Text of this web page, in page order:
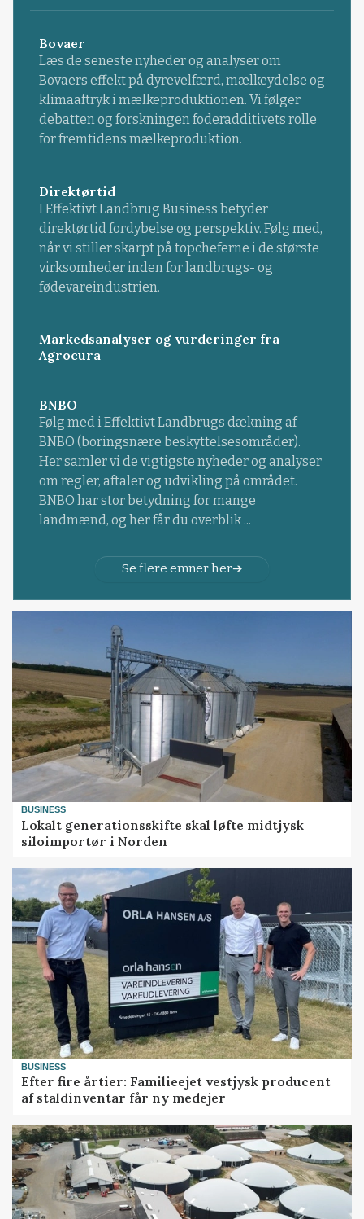
Bovaer
Læs de seneste nyheder og analyser om
Bovaers effekt på dyrevelfærd, mælkeydelse og
klimaaftryk i mælkeproduktionen. Vi følger
debatten og forskningen foderadditivets rolle
for fremtidens mælkeproduktion.
Direktørtid
I Effektivt Landbrug Business betyder
direktørtid fordybelse og perspektiv. Følg med,
når vi stiller skarpt på topcheferne i de største
virksomheder inden for landbrugs- og
fødevareindustrien.
Markedsanalyser og vurderinger fra
Agrocura
BNBO
Følg med i Effektivt Landbrugs dækning af
BNBO (boringsnære beskyttelsesområder).
Her samler vi de vigtigste nyheder og analyser
om regler, aftaler og udvikling på området.
BNBO har stor betydning for mange
landmænd, og her får du overblik ...
Se flere emner her
BUSINESS
Lokalt generationsskifte skal løfte midtjysk
siloimportør i Norden
BUSINESS
Efter fire årtier: Familieejet vestjysk producent
af staldinventar får ny medejer